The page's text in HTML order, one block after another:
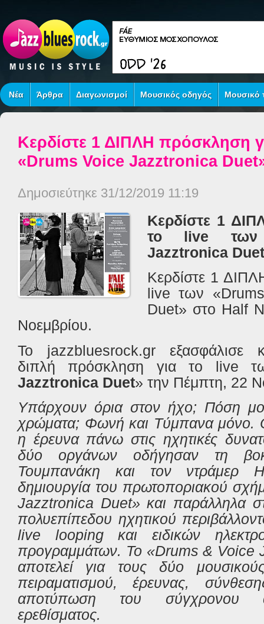
Νέα Άρθρα Διαγωνισμοί Μουσικός οδηγός Μουσικό
Κερδίστε 1 ΔΙΠΛΗ πρόσκληση
«Drums Voice Jazztronica
Δημοσιεύτηκε 31/12/2019 11:19
Κερδίστε 1
το live των
Jazztronica
Κερδίστε 1
live των
Duet» στο Half
Νοεμβρίου.
Το jazzbluesrock.gr εξασφάλισε
διπλή πρόσκληση για το live
Jazztronica Duet» την Πέμπτη, 22
Υπάρχουν όρια στον ήχο; Πόση
χρώματα; Φωνή και Tύμπανα μόνο. Ο
η έρευνα πάνω στις ηχητικές
δύο οργάνων οδήγησαν τη
Τουμπανάκη και τον ντράμερ
δημιουργία του πρωτοποριακού
Jazztronica Duet» και παράλληλα
πολυεπίπεδου ηχητικού
live looping και ειδικών
προγραμμάτων. Το «Drums & Voice
αποτελεί για τους δύο
πειραματισμού, έρευνας,
αποτύπωση του σύγχρονου
ερεθίσματος.